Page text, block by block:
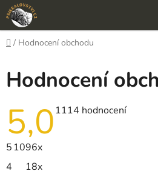
Přejít
na
obsah
Domů
/ Hodnocení obchodu
Hodnocení
5,0 Průměrné
1114 hodnocení
5 1096x
4
18x